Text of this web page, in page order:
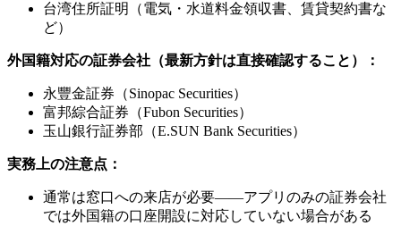
台湾住所証明（電気・水道料金領収書、賃貸契約書な
ど）
外国籍対応の証券会社（最新方針は直接確認すること）：
永豐金証券（Sinopac Securities）
富邦綜合証券（Fubon Securities）
玉山銀行証券部（E.SUN Bank Securities）
実務上の注意点：
通常は窓口への来店が必要——アプリのみの証券会社
では外国籍の口座開設に対応していない場合がある